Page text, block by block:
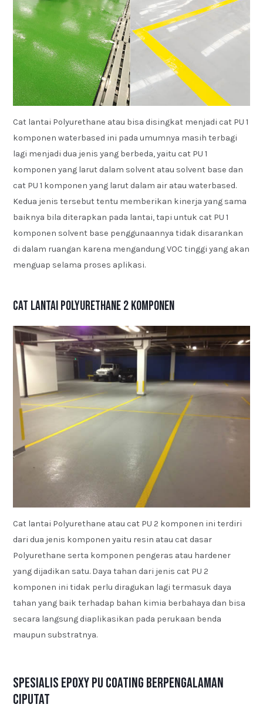
Cat lantai Polyurethane atau bisa disingkat menjadi cat PU 1
komponen waterbased ini pada umumnya masih terbagi
lagi menjadi dua jenis yang berbeda, yaitu cat PU 1
komponen yang larut dalam solvent atau solvent base dan
cat PU 1 komponen yang larut dalam air atau waterbased.
Kedua jenis tersebut tentu memberikan kinerja yang sama
baiknya bila diterapkan pada lantai, tapi untuk cat PU 1
komponen solvent base penggunaannya tidak disarankan
di dalam ruangan karena mengandung VOC tinggi yang akan
menguap selama proses aplikasi.
Cat Lantai Polyurethane 2 Komponen
Cat lantai Polyurethane atau cat PU 2 komponen ini terdiri
dari dua jenis komponen yaitu resin atau cat dasar
Polyurethane serta komponen pengeras atau hardener
yang dijadikan satu. Daya tahan dari jenis cat PU 2
komponen ini tidak perlu diragukan lagi termasuk daya
tahan yang baik terhadap bahan kimia berbahaya dan bisa
secara langsung diaplikasikan pada perukaan benda
maupun substratnya.
Spesialis Epoxy PU Coating Berpengalaman
Ciputat